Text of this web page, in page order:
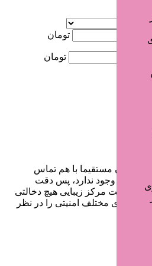
تومان
تومان
کاربران مستقیما با هم تماس
میان وجود ندارد، پس دقت
سایت مرکز زیبایی هیچ دخالتی
جنبه‌های مختلف امنیتی را در نظر